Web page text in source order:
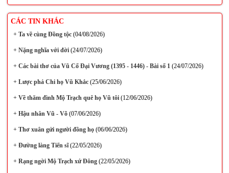
CÁC TIN KHÁC
+Ta về cùng Đồng tộc(04/08/2026)
+Nặng nghĩa với đời(24/07/2026)
+Các bài thơ của Vũ Cố Đại Vương (1395 - 1446) - Bài số 1(24/07/2026)
+Lược phả Chi họ Vũ Khắc(25/06/2026)
+Về thăm đình Mộ Trạch quê họ Vũ tôi(12/06/2026)
+Hậu nhân Vũ - Võ(07/06/2026)
+Thơ xuân gửi người đồng họ(06/06/2026)
+Đường làng Tiến sĩ(22/05/2026)
+Rạng ngời Mộ Trạch xứ Đông(22/05/2026)